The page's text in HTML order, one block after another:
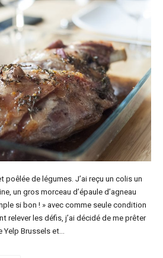
poêlée de légumes. J’ai reçu un colis un
un gros morceau d’épaule d’agneau
si bon ! » avec comme seule condition
relever les défis, j’ai décidé de me prêter
Yelp Brussels et…